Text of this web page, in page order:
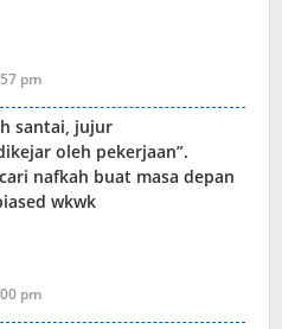
pm
santai, jujur
oleh pekerjaan”.
nafkah buat masa depan
wkwk
pm